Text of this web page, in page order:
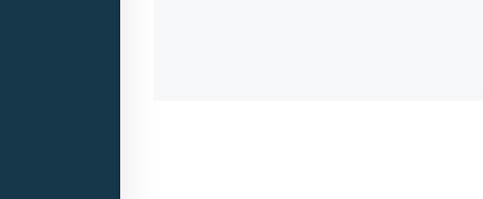
joignable à l’adresse mail :